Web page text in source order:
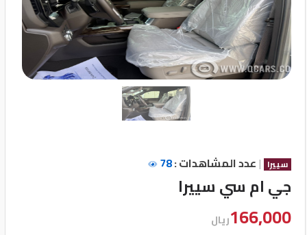
تسجيل
الدخول
English
المعارض
سييرا | عدد المشاهدات :78
جي ام سي سييرا
166,000ريال